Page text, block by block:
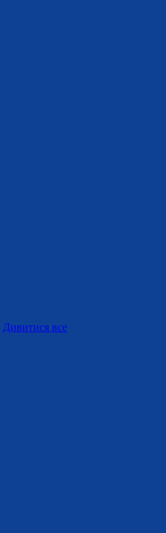
Дивитися все